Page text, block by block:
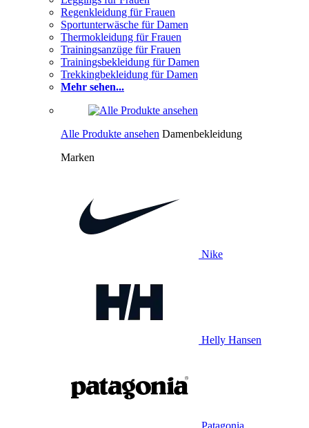
Regenkleidung für Frauen
Sportunterwäsche für Damen
Thermokleidung für Frauen
Trainingsanzüge für Frauen
Trainingsbekleidung für Damen
Trekkingbekleidung für Damen
Mehr sehen...
Alle Produkte ansehen Damenbekleidung
Marken
Nike
Helly Hansen
Patagonia